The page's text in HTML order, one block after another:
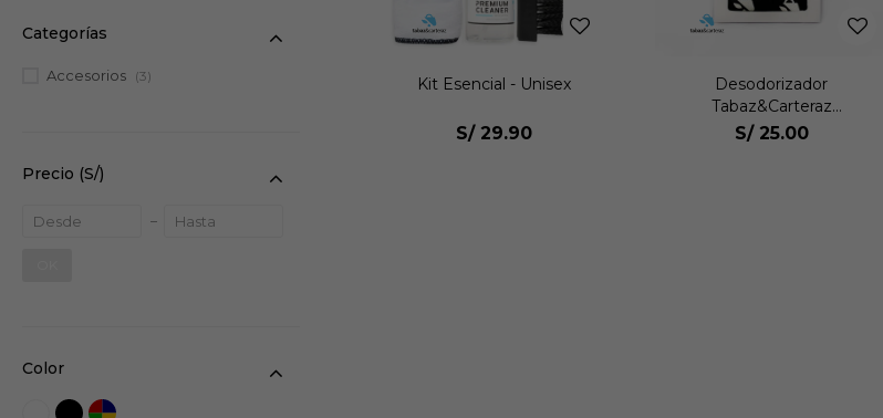
Kit Esencial - Unisex
S/ 29.90
Desodorizador
Tabaz&Carteraz
Desodorizador Unisex
S/ 25.00
Categorías
Accesorios (3)
Precio (S/)
Color